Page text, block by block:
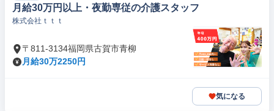
月給30万円以上・夜勤専従の介護スタッフ
株式会社ｔｔｔ
〒811-3134福岡県古賀市青柳
月給30万2250円
気になる